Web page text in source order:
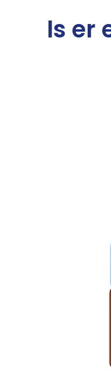
Is er